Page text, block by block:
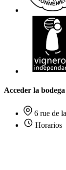
Acceder la bodega
6 rue de
Horarios